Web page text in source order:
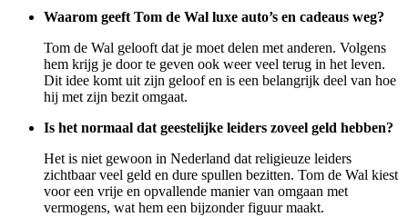
Waarom geeft Tom de Wal luxe auto’s en cadeaus weg?
Tom de Wal gelooft dat je moet delen met anderen. Volgens
hem krijg je door te geven ook weer veel terug in het leven.
Dit idee komt uit zijn geloof en is een belangrijk deel van hoe
hij met zijn bezit omgaat.
Is het normaal dat geestelijke leiders zoveel geld hebben?
Het is niet gewoon in Nederland dat religieuze leiders
zichtbaar veel geld en dure spullen bezitten. Tom de Wal kiest
voor een vrije en opvallende manier van omgaan met
vermogens, wat hem een bijzonder figuur maakt.